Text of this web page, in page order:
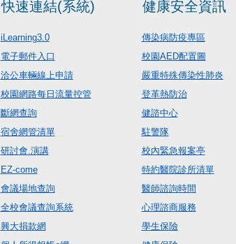
快速連結(系統)
iLearning3.0
電子郵件入口
洽公車輛線上申請
校園網路每日流量控管
斷網查詢
宿舍網管清單
研討會.演講
EZ-come
會議場地查詢
全校會議查詢系統
興大捐款網
健康安全資訊
傳染病防疫專區
校園AED配置圖
嚴重特殊傳染性肺炎
登革熱防治
健諮中心
駐警隊
校內緊急報案亭
特約醫院診所清單
醫師諮詢時間
心理諮商服務
學生保險